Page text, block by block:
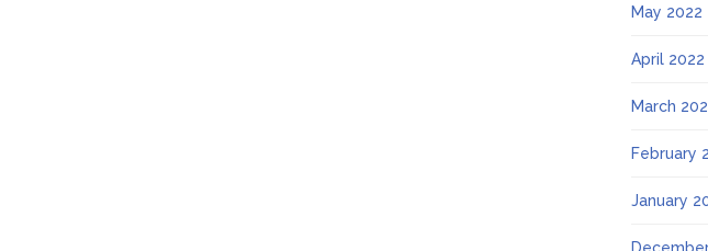
May 2022
April 2022
March
February
January